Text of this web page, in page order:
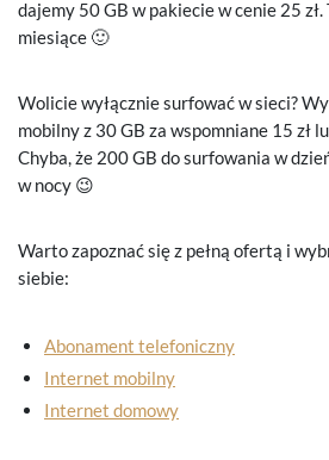
dajemy 50 GB w pakiecie w cenie 25 zł.
miesiące 🙂
Wolicie wyłącznie surfować w sieci?
mobilny z 30 GB za wspomniane 15 zł
Chyba, że 200 GB do surfowania w
w nocy 😉
Warto zapoznać się z pełną ofertą i
siebie:
Abonament telefoniczny
Internet mobilny
Internet domowy